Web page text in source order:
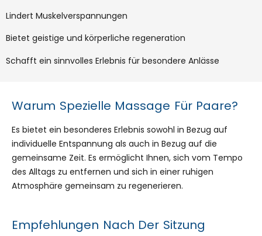
Lindert Muskelverspannungen
Bietet geistige und körperliche regeneration
Schafft ein sinnvolles Erlebnis für besondere Anlässe
Warum Spezielle Massage Für Paare?
Es bietet ein besonderes Erlebnis sowohl in Bezug auf
individuelle Entspannung als auch in Bezug auf die
gemeinsame Zeit. Es ermöglicht Ihnen, sich vom Tempo
des Alltags zu entfernen und sich in einer ruhigen
Atmosphäre gemeinsam zu regenerieren.
Empfehlungen Nach Der Sitzung